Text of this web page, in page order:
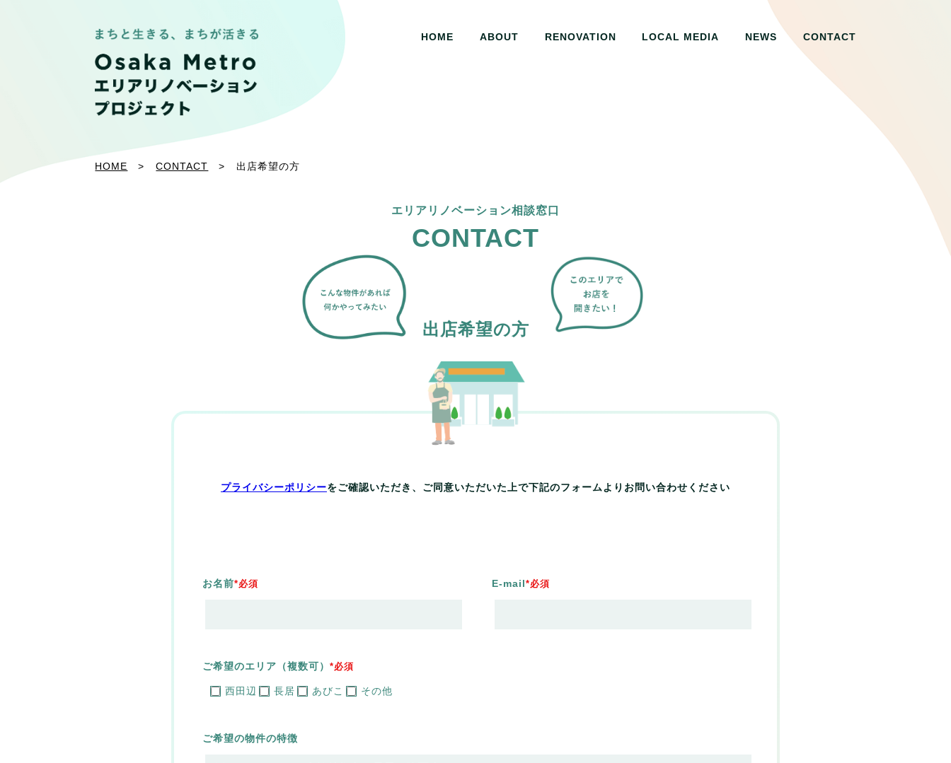
HOME ABOUT RENOVATION LOCAL MEDIA NEWS CONTACT
HOME CONTACT 出店希望の方
エリアリノベーション相談窓口
CONTACT
出店希望の方
プライバシーポリシーをご確認いただき、ご同意いただいた上で下記のフォームよりお問い合わせください
お名前*必須 E-mail*必須
ご希望のエリア（複数可） *必須
西田辺 長居 あびこ その他
ご希望の物件の特徴